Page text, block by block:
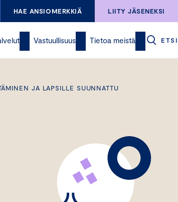
HAE ANSIOMERKKIÄ LIITY JÄSENEKSI
Vastuullisuus Tietoa meistä ETSI
JA LAPSILLE SUUNNATTU